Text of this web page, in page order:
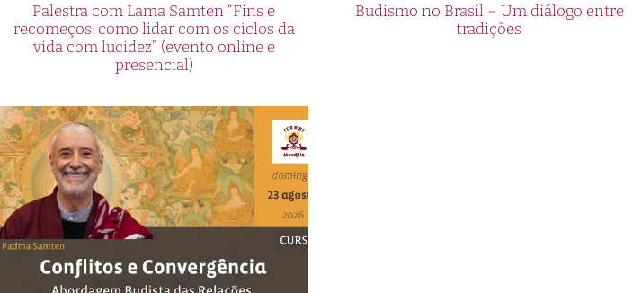
Palestra com Lama Samten “Fins e
recomeços: como lidar com os ciclos da
vida com lucidez” (evento online e
presencial)
Budismo no Brasil – Um diálogo entre
tradições